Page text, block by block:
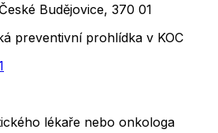
Budějovice, 370 01
preventivní prohlídka v KOC
lékaře nebo onkologa